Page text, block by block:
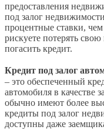
предоставления
под залог
процентные ставки,
рискуете потерять
погасить кредит.
Кредит под залог
‒ это обеспеченный
автомобиля в качестве
обычно имеют более
кредиты под залог
доступны даже